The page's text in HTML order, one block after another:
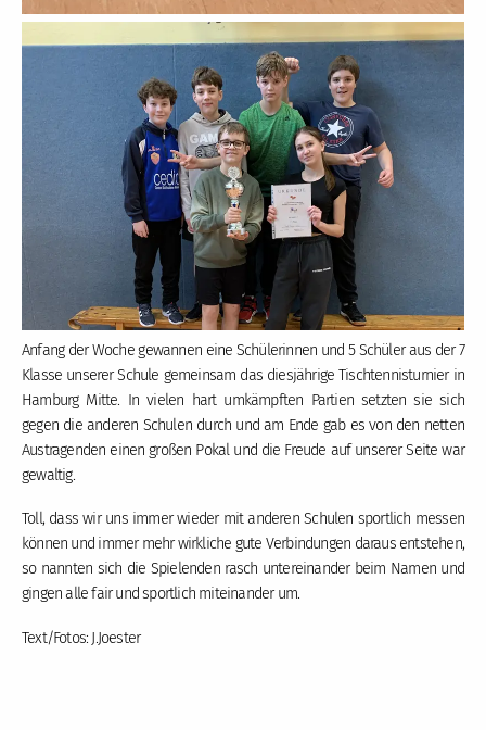
Anfang der Woche gewannen eine Schülerinnen und 5 Schüler aus der 7
Klasse unserer Schule gemeinsam das diesjährige Tischtennisturnier in
Hamburg Mitte. In vielen hart umkämpften Partien setzten sie sich
gegen die anderen Schulen durch und am Ende gab es von den netten
Austragenden einen großen Pokal und die Freude auf unserer Seite war
gewaltig.
Toll, dass wir uns immer wieder mit anderen Schulen sportlich messen
können und immer mehr wirkliche gute Verbindungen daraus entstehen,
so nannten sich die Spielenden rasch untereinander beim Namen und
gingen alle fair und sportlich miteinander um.
Text/Fotos: J.Joester